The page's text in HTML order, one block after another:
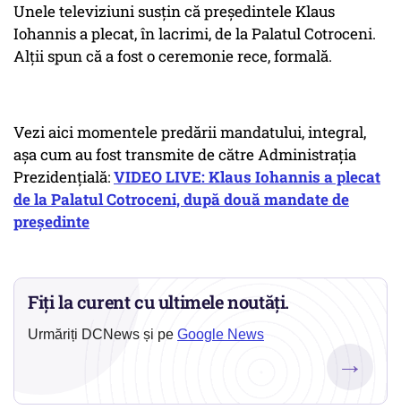
Unele televiziuni susțin că președintele Klaus
Iohannis a plecat, în lacrimi, de la Palatul Cotroceni.
Alții spun că a fost o ceremonie rece, formală.
Vezi aici momentele predării mandatului, integral,
așa cum au fost transmite de către Administrația
Prezidențială:VIDEO LIVE: Klaus Iohannis a plecat
de la Palatul Cotroceni, după două mandate de
președinte
Fiți la curent cu ultimele noutăți.
Urmăriți DCNews și pe Google News
→